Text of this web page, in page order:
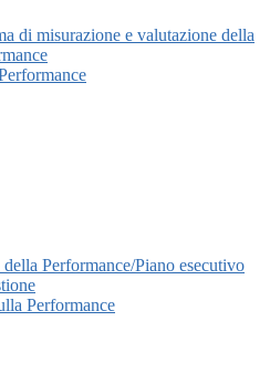
di misurazione e valutazione della
della Performance/Piano esecutivo
Performance